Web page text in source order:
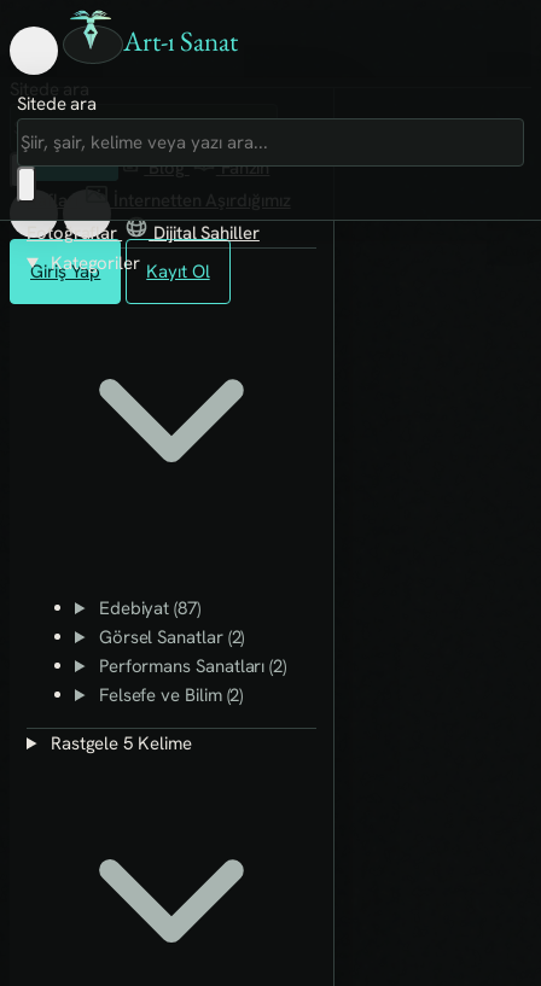
Art-ı Sanat
Giriş Yap Kayıt Ol
Sitede ara
Art-ı Sosyal
İmece
Kütüphane
Blog
Fanzin
Rafları
Fotoğraflar
Dijital Sahiller
Kategoriler
Edebiyat (87)
Görsel Sanatlar (2)
Performans Sanatları (2)
Felsefe ve Bilim (2)
Rastgele 5 Kelime